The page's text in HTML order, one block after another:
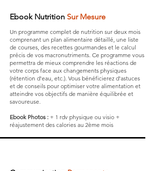
Ebook Nutrition Sur Mesure
Un programme complet de nutrition sur deux mois
comprenant un plan alimentaire détaillé, une liste
de courses, des recettes gourmandes et le calcul
précis de vos macronutriments. Ce programme vous
permettra de mieux comprendre les réactions de
votre corps face aux changements physiques
(rétention d'eau, etc.). Vous bénéficierez d'astuces
et de conseils pour optimiser votre alimentation et
atteindre vos objectifs de manière équilibrée et
savoureuse.
Ebook Photos : + 1 rdv physique ou visio +
réajustement des calories au 2ème mois